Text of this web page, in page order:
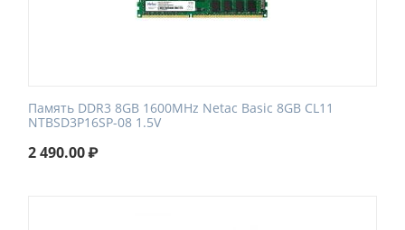
Память DDR3 8GB 1600MHz Netac Basic 8GB CL11
NTBSD3P16SP-08 1.5V
2 490.00₽